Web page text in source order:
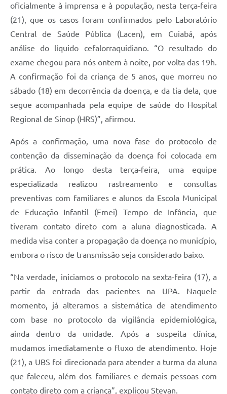
oficialmente à imprensa e à população, nesta terça-feira
(21), que os casos foram confirmados pelo Laboratório
Central de Saúde Pública (Lacen), em Cuiabá, após
análise do líquido cefalorraquidiano. “O resultado do
exame chegou para nós ontem à noite, por volta das 19h.
A confirmação foi da criança de 5 anos, que morreu no
sábado (18) em decorrência da doença, e da tia dela, que
segue acompanhada pela equipe de saúde do Hospital
Regional de Sinop (HRS)”, afirmou.
Após a confirmação, uma nova fase do protocolo de
contenção da disseminação da doença foi colocada em
prática. Ao longo desta terça-feira, uma equipe
especializada realizou rastreamento e consultas
preventivas com familiares e alunos da Escola Municipal
de Educação Infantil (Emei) Tempo de Infância, que
tiveram contato direto com a aluna diagnosticada. A
medida visa conter a propagação da doença no município,
embora o risco de transmissão seja considerado baixo.
“Na verdade, iniciamos o protocolo na sexta-feira (17), a
partir da entrada das pacientes na UPA. Naquele
momento, já alteramos a sistemática de atendimento
com base no protocolo da vigilância epidemiológica,
ainda dentro da unidade. Após a suspeita clínica,
mudamos imediatamente o fluxo de atendimento. Hoje
(21), a UBS foi direcionada para atender a turma da aluna
que faleceu, além dos familiares e demais pessoas com
contato direto com a criança”, explicou Stevan.